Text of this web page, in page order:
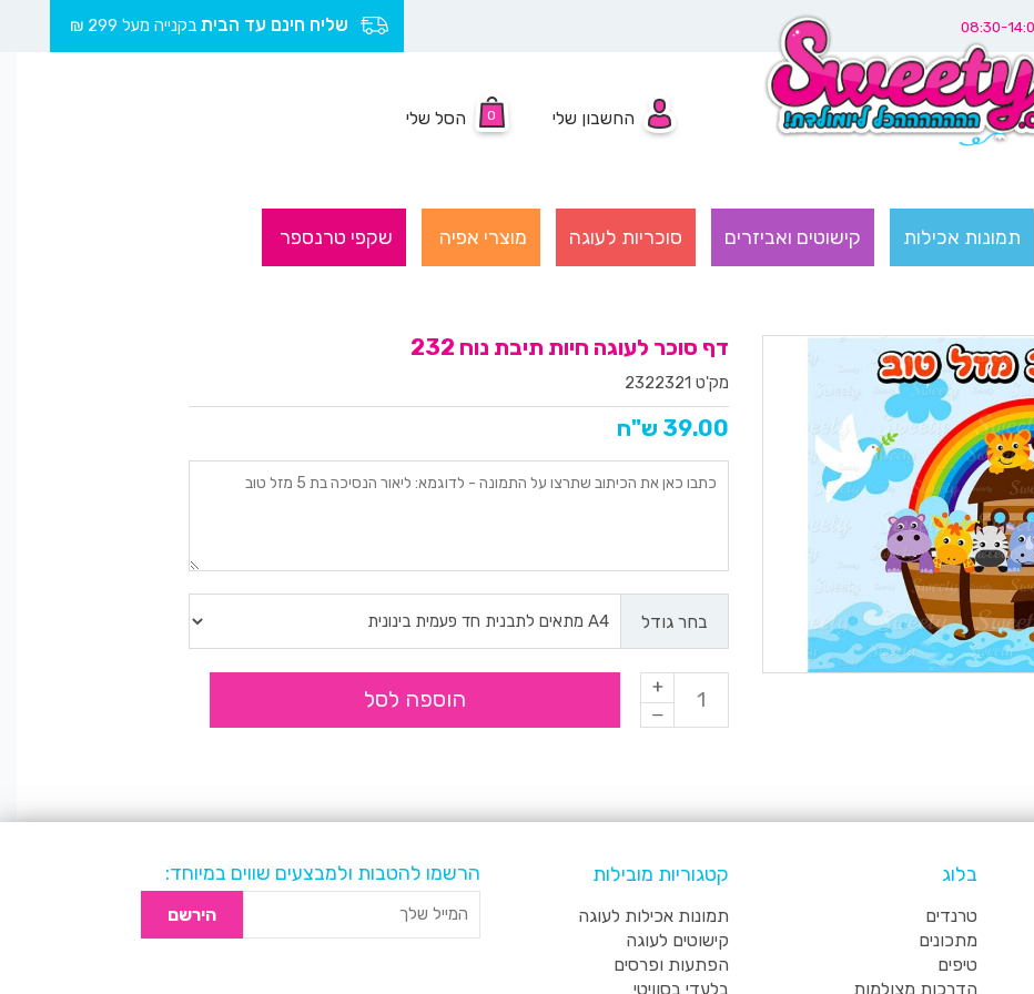
שליח חינם עד הבית בקנייה מעל 299 ₪
החשבון שלי 0 הסל שלי
תמונות אכילות קישוטים ואביזרים סוכריות לעוגה מוצרי אפיה שקפי טרנספר
דף סוכר לעוגה חיות תיבת נוח 232
מק'ט 2322321
39.00 ש"ח
בחר גודל
הוספה לסל
בלוג
טרנדים
מתכונים
טיפים
הדרכות מצולמות
קטגוריות מובילות
תמונות אכילות לעוגה
קישוטים לעוגה
הפתעות ופרסים
בלעדי בסוויטי
הרשמו להטבות ולמבצעים שווים במיוחד:
הירשם